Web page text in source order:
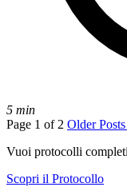
5 min
Page 1 of 2 Older Posts
Vuoi protocolli
Scopri il Protocollo